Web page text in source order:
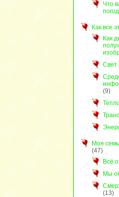
Что
Как все
Как
Свет
(9)
Моя
(47)
Всё
Мы
(13)